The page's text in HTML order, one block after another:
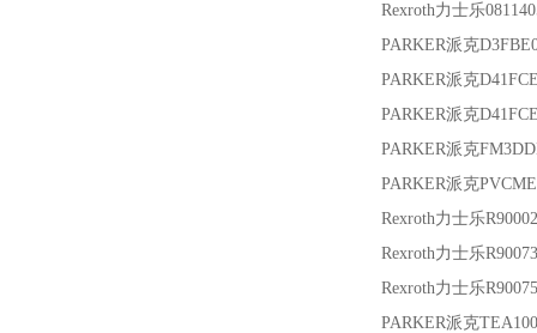
Rexroth力士乐
PARKER派克
PARKER派克
PARKER派克
PARKER派克
PARKER派克
Rexroth力士乐
Rexroth力士乐
Rexroth力士乐
PARKER派克